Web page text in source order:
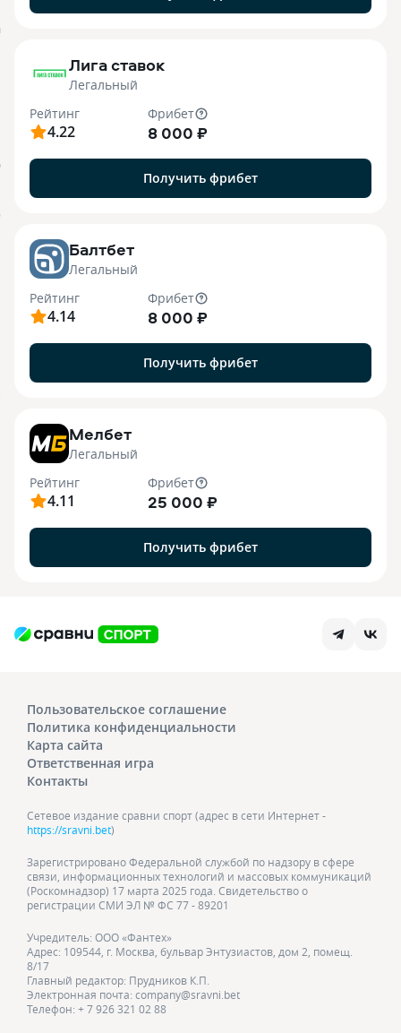
Лига ставок
Легальный
Рейтинг
4.22
Фрибет
8 000 ₽
Получить фрибет
Балтбет
Легальный
Рейтинг
4.14
Фрибет
8 000 ₽
Получить фрибет
Мелбет
Легальный
Рейтинг
4.11
Фрибет
25 000 ₽
Получить фрибет
Пользовательское соглашение
Политика конфиденциальности
Карта сайта
Ответственная игра
Контакты
Сетевое издание сравни спорт (адрес в сети Интернет -
https://sravni.bet)
Зарегистрировано Федеральной службой по надзору в сфере
связи, информационных технологий и массовых коммуникаций
(Роскомнадзор) 17 марта 2025 года. Свидетельство о
регистрации СМИ ЭЛ № ФС 77 - 89201
Учредитель: ООО «Фантех»
Адрес: 109544, г. Москва, бульвар Энтузиастов, дом 2, помещ.
8/17
Главный редактор: Прудников К.П.
Электронная почта: company@sravni.bet
Телефон: + 7 926 321 02 88